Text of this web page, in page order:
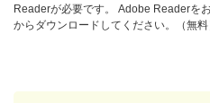
Readerが必要です。
Adobe Readerを
からダウンロードしてください。（無料